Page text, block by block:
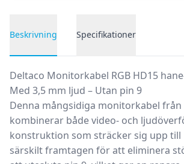
Beskrivning Specifikationer
Deltaco Monitorkabel RGB HD15
Med 3,5 mm ljud – Utan pin 9
Denna mångsidiga monitorkabel från
kombinerar både video- och
konstruktion som sträcker sig upp till
särskilt framtagen för att eliminera